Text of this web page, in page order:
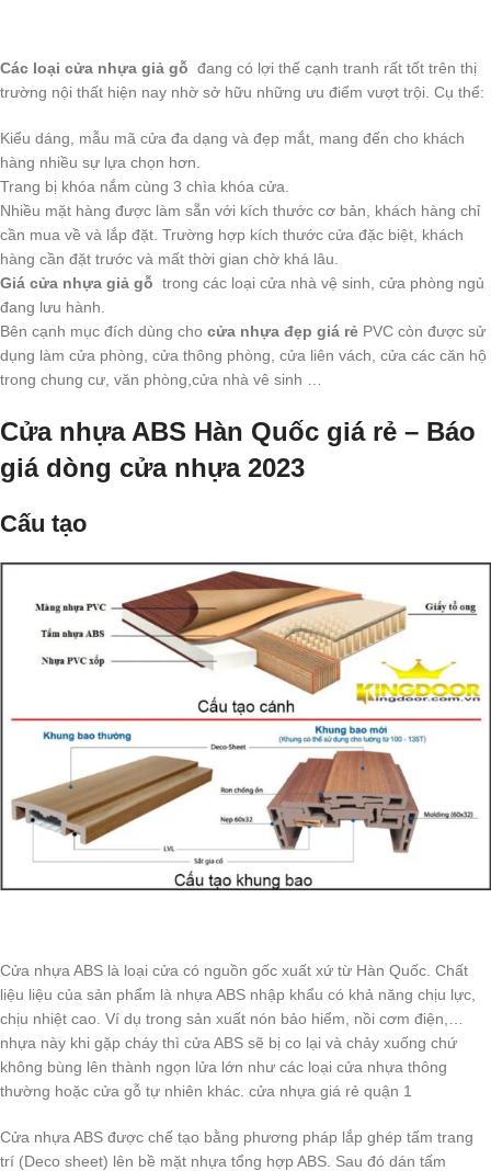
Các loại cửa nhựa giả gỗ đang có lợi thế cạnh tranh rất tốt trên thị
trường nội thất hiện nay nhờ sở hữu những ưu điểm vượt trội. Cụ thể:
Kiểu dáng, mẫu mã cửa đa dạng và đẹp mắt, mang đến cho khách
hàng nhiều sự lựa chọn hơn.
Trang bị khóa nắm cùng 3 chìa khóa cửa.
Nhiều mặt hàng được làm sẵn với kích thước cơ bản, khách hàng chỉ
cần mua về và lắp đặt. Trường hợp kích thước cửa đặc biệt, khách
hàng cần đặt trước và mất thời gian chờ khá lâu.
Giá cửa nhựa giả gỗ trong các loại cửa nhà vệ sinh, cửa phòng ngủ
đang lưu hành.
Bên cạnh mục đích dùng cho cửa nhựa đẹp giá rẻ PVC còn được sử
dụng làm cửa phòng, cửa thông phòng, cửa liên vách, cửa các căn hộ
trong chung cư, văn phòng,cửa nhà vê sinh …
Cửa nhựa ABS Hàn Quốc giá rẻ – Báo
giá dòng cửa nhựa 2023
Cấu tạo
Cửa nhựa ABS là loại cửa có nguồn gốc xuất xứ từ Hàn Quốc. Chất
liệu liệu của sản phẩm là nhựa ABS nhập khẩu có khả năng chịu lực,
chịu nhiệt cao. Ví dụ trong sản xuất nón bảo hiểm, nồi cơm điện,…
nhựa này khi gặp cháy thì cửa ABS sẽ bị co lại và chảy xuống chứ
không bùng lên thành ngọn lửa lớn như các loại cửa nhựa thông
thường hoặc cửa gỗ tự nhiên khác. cửa nhựa giá rẻ quận 1
Cửa nhựa ABS được chế tạo bằng phương pháp lắp ghép tấm trang
trí (Deco sheet) lên bề mặt nhựa tổng hợp ABS. Sau đó dán tấm